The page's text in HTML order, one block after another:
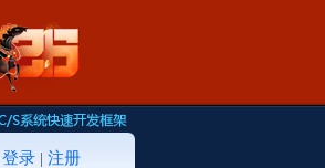
登录| 注册